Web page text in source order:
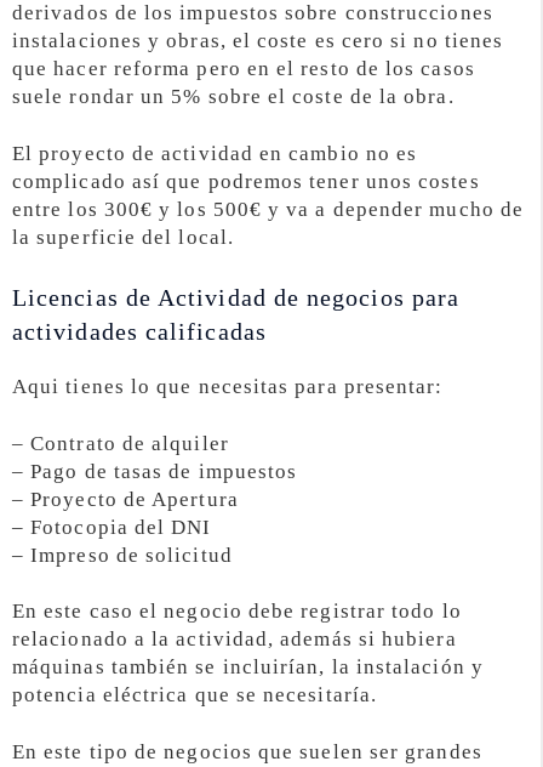
derivados de los impuestos sobre construcciones
instalaciones y obras, el coste es cero si no tienes
que hacer reforma pero en el resto de los casos
suele rondar un 5% sobre el coste de la obra.
El proyecto de actividad en cambio no es
complicado así que podremos tener unos costes
entre los 300€ y los 500€ y va a depender mucho de
la superficie del local.
Licencias de Actividad de negocios para
actividades calificadas
Aqui tienes lo que necesitas para presentar:
– Contrato de alquiler
– Pago de tasas de impuestos
– Proyecto de Apertura
– Fotocopia del DNI
– Impreso de solicitud
En este caso el negocio debe registrar todo lo
relacionado a la actividad, además si hubiera
máquinas también se incluirían, la instalación y
potencia eléctrica que se necesitaría.
En este tipo de negocios que suelen ser grandes